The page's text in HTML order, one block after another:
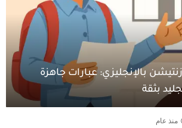
بالإنجليزي: عبارات جاهزة
بثقة
منذ عام